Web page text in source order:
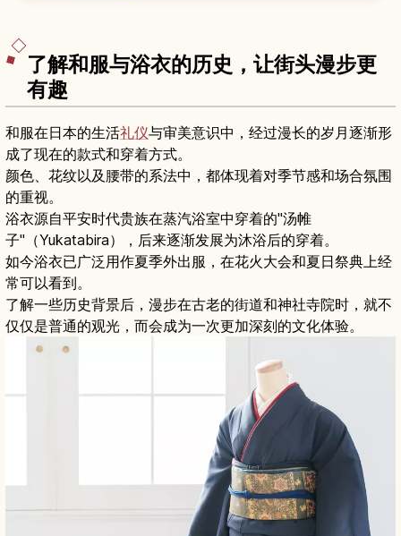
了解和服与浴衣的历史，让街头漫步更
有趣
和服在日本的生活礼仪与审美意识中，经过漫长的岁月逐渐形
成了现在的款式和穿着方式。
颜色、花纹以及腰带的系法中，都体现着对季节感和场合氛围
的重视。
浴衣源自平安时代贵族在蒸汽浴室中穿着的"汤帷
子"（Yukatabira），后来逐渐发展为沐浴后的穿着。
如今浴衣已广泛用作夏季外出服，在花火大会和夏日祭典上经
常可以看到。
了解一些历史背景后，漫步在古老的街道和神社寺院时，就不
仅仅是普通的观光，而会成为一次更加深刻的文化体验。